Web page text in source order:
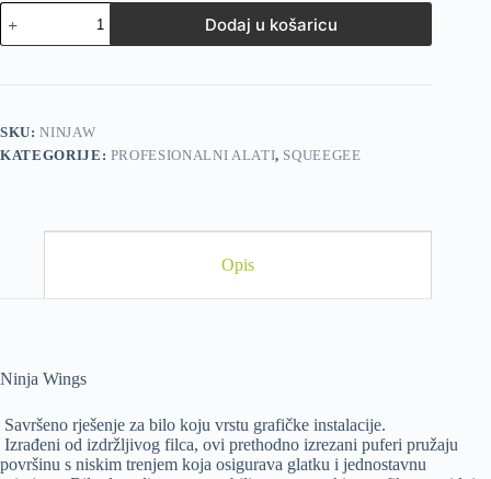
Dodaj u košaricu
SKU:NINJAW
KATEGORIJE: PROFESIONALNI ALATI, SQUEEGEE
Opis
Ninja Wings
Savršeno rješenje za bilo koju vrstu grafičke instalacije.
Izrađeni od izdržljivog filca, ovi prethodno izrezani puferi pružaju
površinu s niskim trenjem koja osigurava glatku i jednostavnu